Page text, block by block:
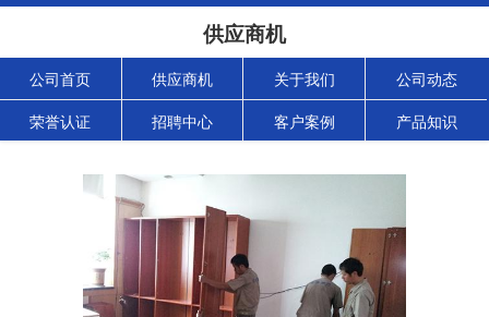
供应商机
公司首页 供应商机 关于我们 公司动态
荣誉认证 招聘中心 客户案例 产品知识